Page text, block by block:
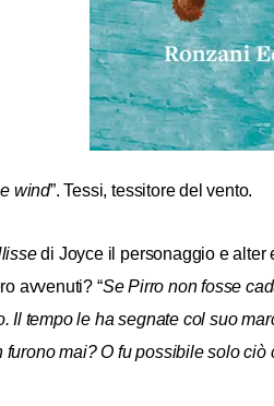
wind”.Tessi, tessitore del vento.
di Joyce il personaggio e alter
avvenuti? “Se Pirro non fosse
Il tempo le ha segnate col suo
mai? O fu possibile solo ciò